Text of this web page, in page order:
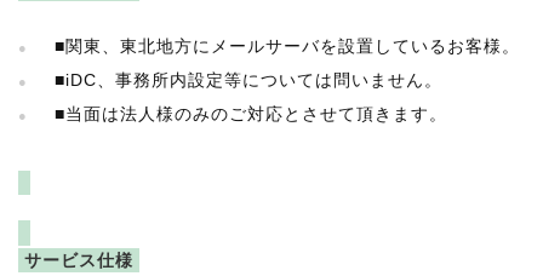
■関東、東北地方にメールサーバを設置しているお客様。
■iDC、事務所内設定等については問いません。
■当面は法人様のみのご対応とさせて頂きます。
サービス仕様